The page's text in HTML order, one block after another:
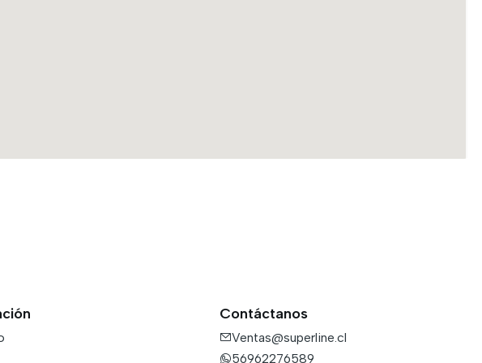
Contáctanos
Ventas@superline.cl
56962276589